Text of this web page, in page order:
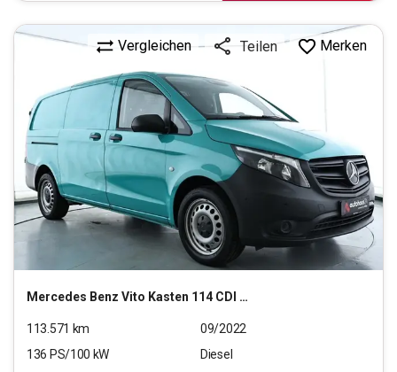
Mercedes Benz Vito Kasten 114 CDI Pro RWD lang (EURO 6d)
Vergleichen Teilen Merken
113.571 km
09/2022
136 PS/100 kW
Diesel